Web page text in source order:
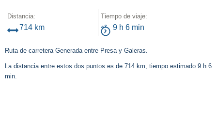
Distancia:
714 km
Tiempo de viaje:
9 h 6 min
Ruta de carretera Generada entre Presa y Galeras.
La distancia entre estos dos puntos es de 714 km, tiempo estimado 9 h 6
min.